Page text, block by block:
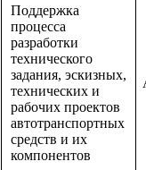
Поддержка
процесса
разработки
технического
задания, эскизных,
технических и
рабочих проектов
автотранспортных
средств и их
компонентов